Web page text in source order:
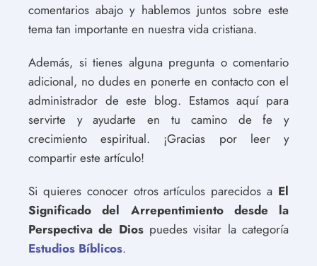
comentarios abajo y hablemos juntos sobre este
tema tan importante en nuestra vida cristiana.
Además, si tienes alguna pregunta o comentario
adicional, no dudes en ponerte en contacto con el
administrador de este blog. Estamos aquí para
servirte y ayudarte en tu camino de fe y
crecimiento espiritual. ¡Gracias por leer y
compartir este artículo!
Si quieres conocer otros artículos parecidos a El
Significado del Arrepentimiento desde la
Perspectiva de Diospuedes visitar la categoría
Estudios Bíblicos.